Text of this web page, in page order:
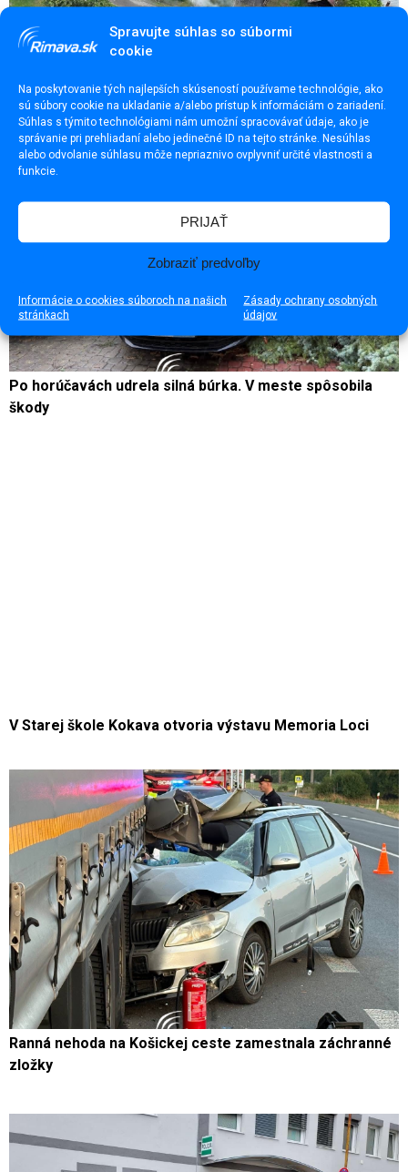
Spravujte súhlas so súbormi
cookie
Na poskytovanie tých najlepších skúseností používame technológie, ako
sú súbory cookie na ukladanie a/alebo prístup k informáciám o zariadení.
Súhlas s týmito technológiami nám umožní spracovávať údaje, ako je
správanie pri prehliadaní alebo jedinečné ID na tejto stránke. Nesúhlas
alebo odvolanie súhlasu môže nepriaznivo ovplyvniť určité vlastnosti a
funkcie.
PRIJAŤ
Zobraziť predvoľby
Informácie o cookies súboroch na našich
stránkach
Zásady ochrany osobných
údajov
Po horúčavách udrela silná búrka. V meste spôsobila
škody
V Starej škole Kokava otvoria výstavu Memoria Loci
Ranná nehoda na Košickej ceste zamestnala záchranné
zložky